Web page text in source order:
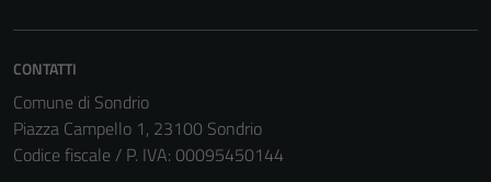
CONTATTI
Comune di Sondrio
Piazza Campello 1, 23100 Sondrio
Codice fiscale / P. IVA: 00095450144sono necessari